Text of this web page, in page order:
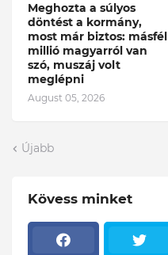
Meghozta a súlyos
döntést a kormány,
most már biztos: másfél
millió magyarról van
szó, muszáj volt
meglépni
August 05, 2026
Újabb
Kövess minket